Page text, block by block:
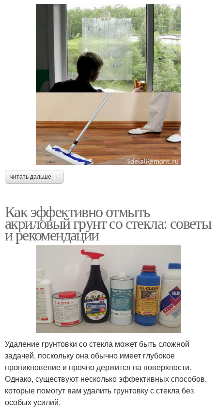
читать дальше →
Как эффективно отмыть
акриловый грунт со стекла: советы
и рекомендации
Удаление грунтовки со стекла может быть сложной
задачей, поскольку она обычно имеет глубокое
проникновение и прочно держится на поверхности.
Однако, существуют несколько эффективных способов,
которые помогут вам удалить грунтовку с стекла без
особых усилий.